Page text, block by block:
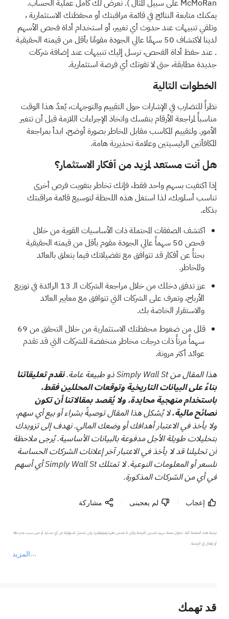
McMoRan على سبيل المثال
). نعرض لك كامل عملية الحساب.
يمكنك متابعة النتائج فيقائمة مراقبتكأو محفظتك الاستثمارية،
وتلقي تنبيهات عند حدوث أي تغيير، أو استخدام أداة فحص الأسهم
لدينا لاكتشاف 50 سهمًا عالي الجودة مقومًا بأقل من قيمته الحقيقية
. عندحفظ أداة الفحص، نرسل إليك تنبيهات عند إضافة شركات
جديدة مطابقة، حتى لا تفوتك أي فرصة استثمارية.
الخطوات التالية
نظراً للتضارب في الإشارات حول التقييم والتوجهات، يُعدّ هذا الوقت
مناسباً لمراجعة الأرقام بنفسك واتخاذ الإجراءات اللازمة قبل أن تتغير
الأمور. ولتقييم المكاسب مقابل المخاطر بصورة أوضح، ابدأ بمراجعة
المكافأتين الرئيسيتين وعلامة تحذيرية هامة.
هل أنت مستعد لمزيد من أفكار الاستثمار؟
إذا اكتفيت بسهم واحد فقط، فإنك تخاطر بتفويت فرص أخرى
تناسب أسلوبك، لذا استغل هذه اللحظة لتوسيع قائمة مراقبتك
بذكاء.
اكتشف الصفقات المحتملة ذات الأساسيات القوية من خلال
فحص 50 سهماً عالي الجودة مقوم بأقل من قيمته الحقيقية
بحثاً عن أفكار قد تتوافق مع تفضيلاتك فيما يتعلق بالعائد
والمخاطر.
عزز تدفق دخلك من خلال مراجعة الشركات الـ
13 الرائدة في توزيع
الأرباح، وتعرف على الشركات التي تتوافق مع معايير العائد
والاستقرار الخاصة بك.
قلل من ضغوط محفظتك الاستثمارية من خلال التحقق من 69
سهماً مرناً ذات درجات مخاطر منخفضةللشركات التي قد تقدم
عوائد أكثر مرونة.
هذا المقال من Simply Wall St ذو طبيعة عامة.
نقدم تعليقاتنا
بناءً على البيانات التاريخية وتوقعات المحللين فقط،
باستخدام منهجية محايدة، ولا يُقصد بمقالاتنا أن تكون
نصائح مالية.لا يُشكل هذا المقال توصيةً بشراء أو بيع أي سهم،
ولا يأخذ في الاعتبار أهدافك أو وضعك المالي. نهدف إلى تزويدك
بتحليلات طويلة الأجل مدفوعة بالبيانات الأساسية. يُرجى ملاحظة
أن تحليلنا قد لا يأخذ في الاعتبار آخر إعلانات الشركات الحساسة
للسعر أو المعلومات النوعية. لا تمتلك Simply Wall St أي أسهم
في أي من الشركات المذكورة.
إعجاب لم يعجبنى مشاركة
المزيد
ترجمة هذه الصفحة آلية. تحاول منصة سهم تحسين الترجمة ولكن لا تضمن دقتها وموثوقيتها، ولن تتحمل المسؤولية عن أي خسارة أو ضرر بسبب عدم دقة
أو إغفال في الترجمة.
عند الضرورة، يرجى استشارة مستشار استثمار محترف. لا تقدم منصة سهم أي مشورة استثمارية، ولا تقدم أي التزامات أو ضمانات.
قد تهمك